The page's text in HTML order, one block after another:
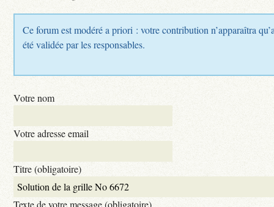
Ce forum est modéré a priori : votre contribution n’apparaîtra
été validée par les responsables.
Votre nom
Votre adresse email
Titre (obligatoire)
Texte de votre message (obligatoire)